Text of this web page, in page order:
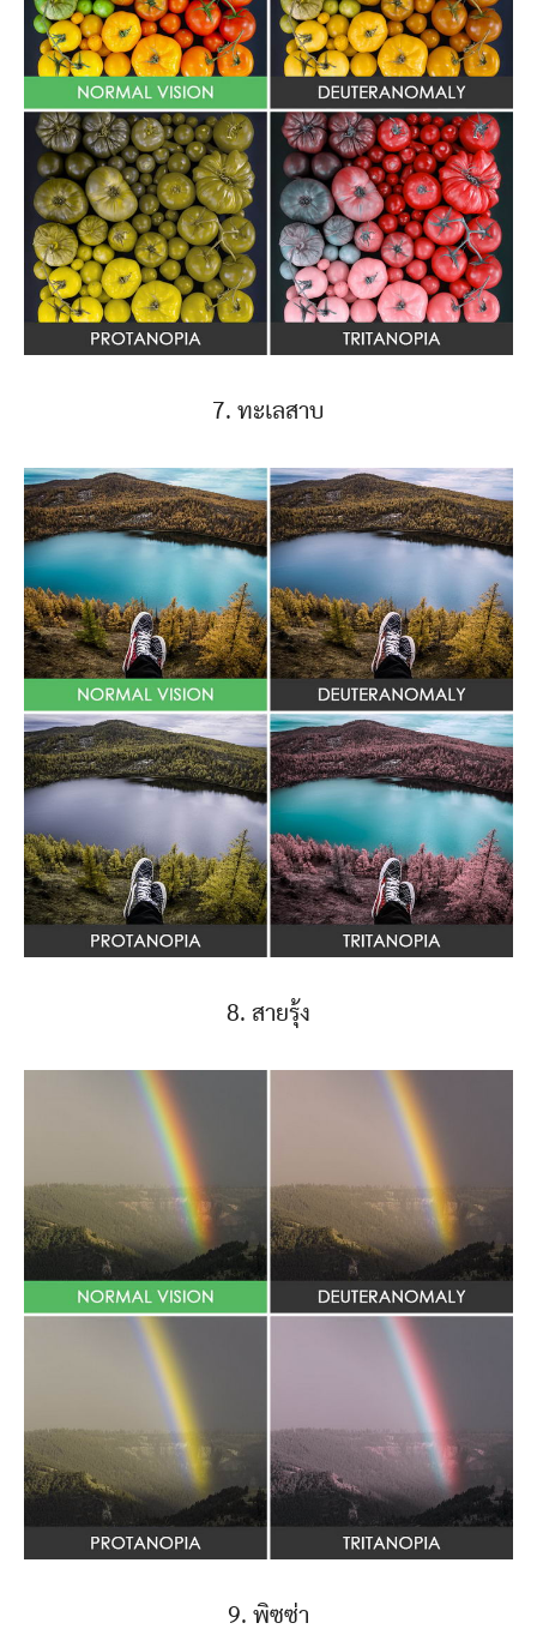
7. ทะเลสาบ
8. สายรุ้ง
9. พิซซ่า